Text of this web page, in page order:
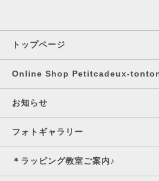
トップページ
Online Shop Petitcadeux-tonton(
お知らせ
フォトギャラリー
＊ラッピング教室ご案内♪